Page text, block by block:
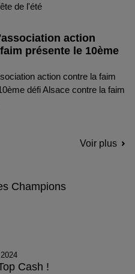
de l'été
action
présente le 10ème
action contre la faim
défi Alsace contre la faim
Voir plus
Champions
Cash !